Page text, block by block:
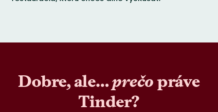
Dobre, ale…prečopráve
Tinder?